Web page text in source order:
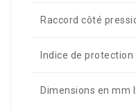
Raccord côté
Indice de protection
Dimensions en mm